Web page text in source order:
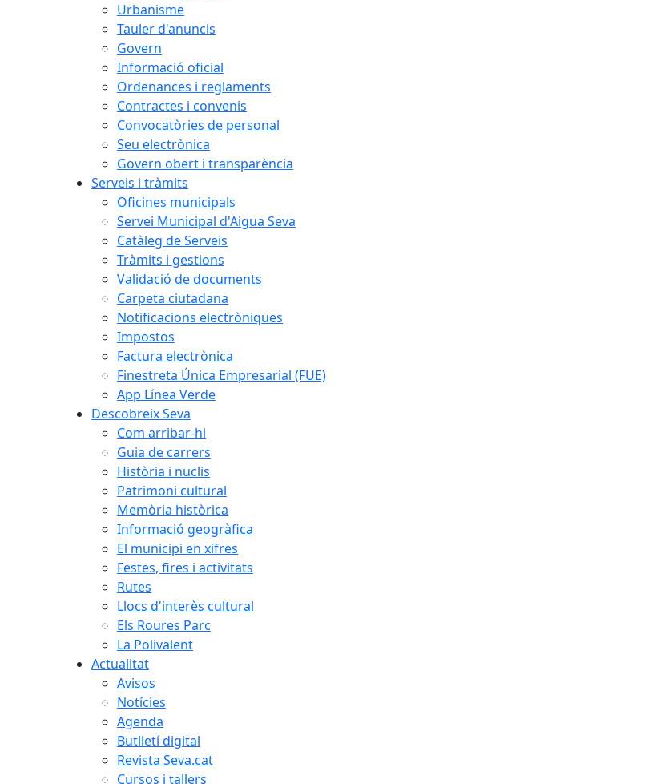
Urbanisme
Tauler d'anuncis
Govern
Informació oficial
Ordenances i reglaments
Contractes i convenis
Convocatòries de personal
Seu electrònica
Govern obert i transparència
Serveis i tràmits
Oficines municipals
Servei Municipal d'Aigua Seva
Catàleg de Serveis
Tràmits i gestions
Validació de documents
Carpeta ciutadana
Notificacions electròniques
Impostos
Factura electrònica
Finestreta Única Empresarial (FUE)
App Línea Verde
Descobreix Seva
Com arribar-hi
Guia de carrers
Història i nuclis
Patrimoni cultural
Memòria històrica
Informació geogràfica
El municipi en xifres
Festes, fires i activitats
Rutes
Llocs d'interès cultural
Els Roures Parc
La Polivalent
Actualitat
Avisos
Notícies
Agenda
Butlletí digital
Revista Seva.cat
Cursos i tallers